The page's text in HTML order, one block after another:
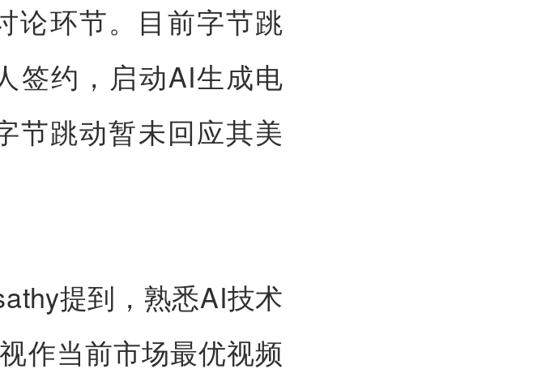
论环节。目前字节跳
签约，启动AI生成电
节跳动暂未回应其美
提到，熟悉AI技术
作当前市场最优视频